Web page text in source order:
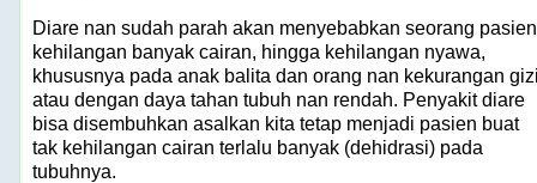
Diare nan sudah parah akan menyebabkan seorang pasien
kehilangan banyak cairan, hingga kehilangan nyawa,
khususnya pada anak balita dan orang nan kekurangan
atau dengan daya tahan tubuh nan rendah. Penyakit diare
bisa disembuhkan asalkan kita tetap menjadi pasien buat
tak kehilangan cairan terlalu banyak (dehidrasi) pada
tubuhnya.